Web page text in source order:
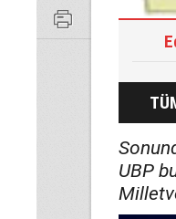
UBP